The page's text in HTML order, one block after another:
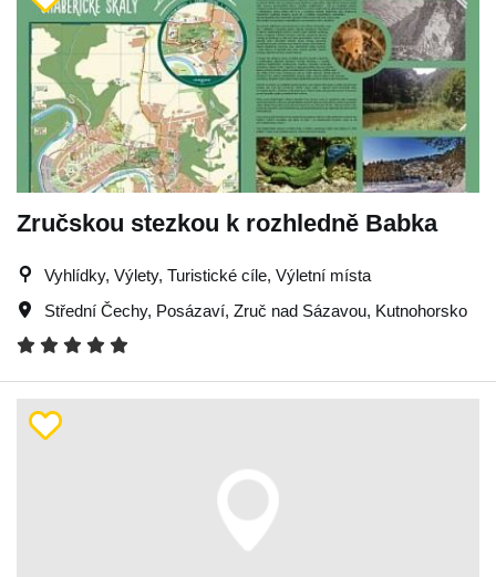
Zručskou stezkou k rozhledně Babka
Vyhlídky, Výlety, Turistické cíle, Výletní místa
Střední Čechy, Posázaví, Zruč nad Sázavou, Kutnohorsko